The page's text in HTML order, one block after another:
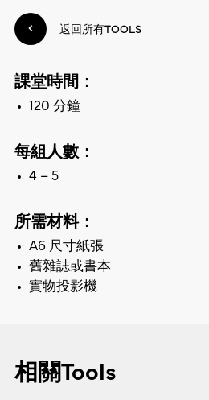
返回所有TOOLS
課堂時間：
120 分鐘
每組人數：
4 – 5
所需材料：
A6 尺寸紙張
舊雜誌或書本
實物投影機
相關Tools